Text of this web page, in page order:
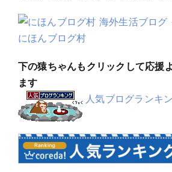
にほんブログ村
下の猿ちゃんもクリックして応援
ます
人気ブログランキ